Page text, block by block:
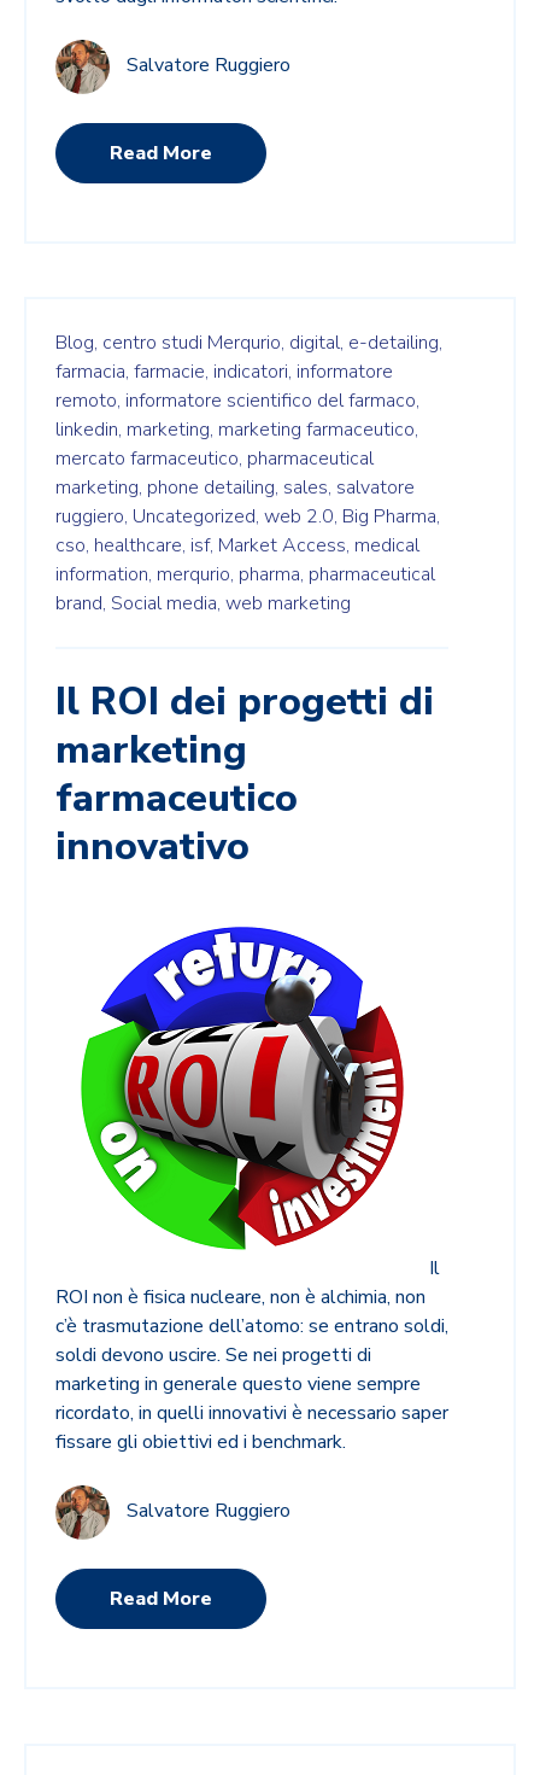
Salvatore Ruggiero
Read More
Blog, centro studi Merqurio, digital, e-detailing,
farmacia, farmacie, indicatori, informatore
remoto, informatore scientifico del farmaco,
linkedin, marketing, marketing farmaceutico,
mercato farmaceutico, pharmaceutical
marketing, phone detailing, sales, salvatore
ruggiero, Uncategorized, web 2.0, Big Pharma,
cso, healthcare, isf, Market Access, medical
information, merqurio, pharma, pharmaceutical
brand, Social media, web marketing
Il ROI dei progetti di
marketing
farmaceutico
innovativo
Il
ROI non è fisica nucleare, non è alchimia, non
c’è trasmutazione dell’atomo: se entrano soldi,
soldi devono uscire. Se nei progetti di
marketing in generale questo viene sempre
ricordato, in quelli innovativi è necessario saper
fissare gli obiettivi ed i benchmark.
Salvatore Ruggiero
Read More